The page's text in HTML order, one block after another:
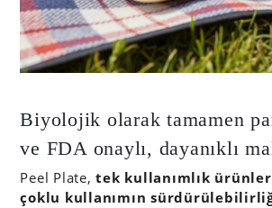
Biyolojik olarak tamamen
ve FDA onaylı, dayanıklı
Peel Plate,tek kullanımlık
çoklu kullanımın